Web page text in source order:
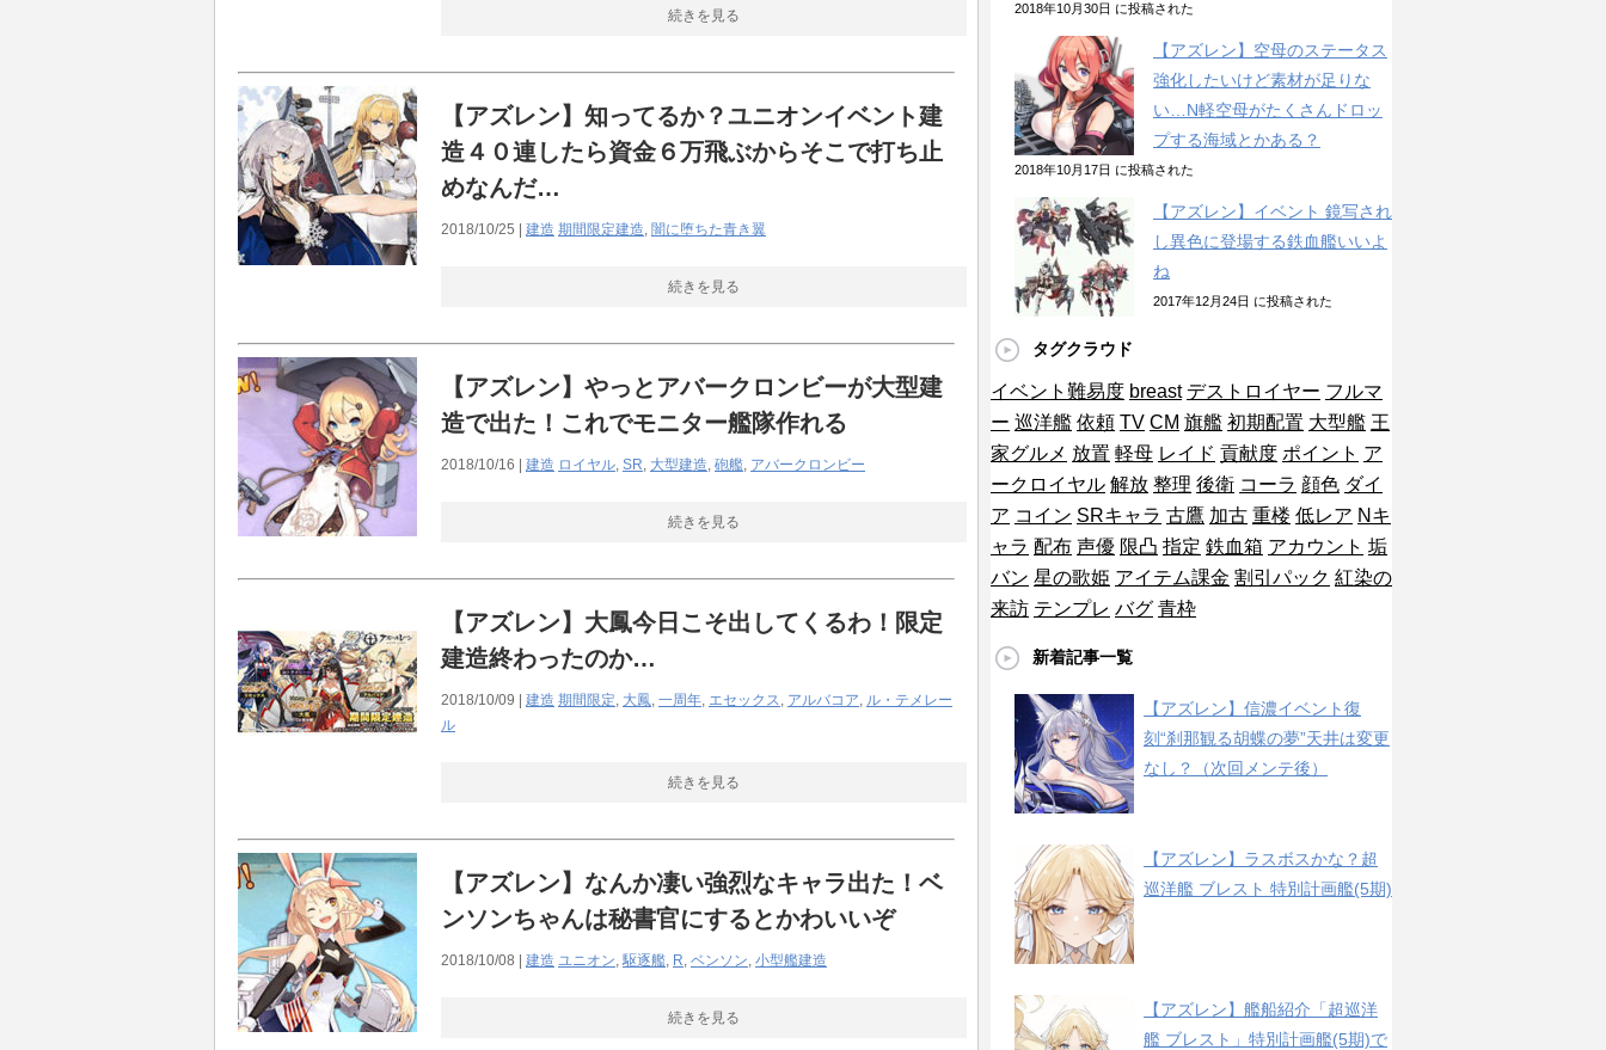
戦艦少女Rスピンオフの蒼青のミラージュのイラストがMCあくしずに掲載され
るらしい
【18禁】完全18禁のフェニックスのシコ画像はこちらですwwww「いけるや
ん！」「フェニのスキン来い！w」
【アズレン】はーいその発言…即座に反映されなきゃ調整する気ない認定ガイジ
か？
【期待】新しい人権装備ｷﾀ━━(ﾟ∀ﾟ)━━!?「改良型蓄電池群」は潜水艦の「支
【グラブル】四象降臨開催！玄武クソザコナメクジ化、デイリークロム継続
【アズレン】【FFBE】ティリス星6覚醒解放で全体アレイズと全回復ｗｗｗｗｗ
ｗｗｗｗ
【アズレン】【FFBE】注目の新キャラ評価！ティーダとオルランドゥを比較し
てみた結果！！
したｗｗどういう事だったのコレ？
最近実装されたキャラ見てると「エロけりゃ釣れる」って饅頭の意志が透けて見
えてちょっとあれだ…←
続きを見る
【アズレン】知ってるか？ユニオンイベント建
造４０連したら資金６万飛ぶからそこで打ち止
めなんだ…
2018/10/25 | 建造 期間限定建造, 闇に堕ちた青き翼
続きを見る
【アズレン】やっとアバークロンビーが大型建
造で出た！これでモニター艦隊作れる
2018/10/16 | 建造 ロイヤル, SR, 大型建造, 砲艦, アバークロンビー
続きを見る
【アズレン】大鳳今日こそ出してくるわ！限定
建造終わったのか…
2018/10/09 | 建造 期間限定, 大鳳, 一周年, エセックス, アルバコア, ル・テメレー
ル
続きを見る
【アズレン】なんか凄い強烈なキャラ出た！ベ
ンソンちゃんは秘書官にするとかわいいぞ
2018/10/08 | 建造 ユニオン, 駆逐艦, R, ベンソン, 小型艦建造
続きを見る
2018年10月30日 に投稿された
【アズレン】空母のステータス
強化したいけど素材が足りな
い…N軽空母がたくさんドロッ
プする海域とかある？
2018年10月17日 に投稿された
【アズレン】イベント 鏡写され
し異色に登場する鉄血艦いいよ
ね
2017年12月24日 に投稿された
タグクラウド
イベント難易度 breast デストロイヤー フルマ
ー 巡洋艦 依頼 TV CM 旗艦 初期配置 大型艦 王
家グルメ 放置 軽母 レイド 貢献度 ポイント ア
ークロイヤル 解放 整理 後衛 コーラ 顔色 ダイ
ア コイン SRキャラ 古鷹 加古 重楼 低レア Nキ
ャラ 配布 声優 限凸 指定 鉄血箱 アカウント 垢
バン 星の歌姫 アイテム課金 割引パック 紅染の
来訪 テンプレ バグ 青枠
新着記事一覧
【アズレン】信濃イベント復
刻“刹那観る胡蝶の夢”天井は変更
なし？（次回メンテ後）
【アズレン】ラスボスかな？超
巡洋艦 ブレスト 特別計画艦(5期)
【アズレン】艦船紹介「超巡洋
艦 ブレスト」特別計画艦(5期)で